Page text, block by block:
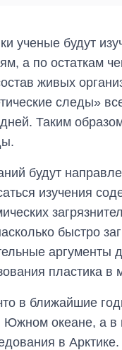
ученые будут
а по остаткам
живых
следы»
Таким
будут
изучения
быстро
аргументы
пластика в
в ближайшие
океане, а в
в Арктике.